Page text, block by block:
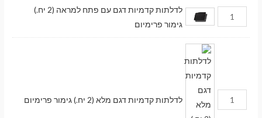
לדלתות קדמיות דגם עם פתח למראה (2 יח.)
גימור פרימיום
לדלתות קדמיות דגם מלא (2 יח.) גימור פרימיום